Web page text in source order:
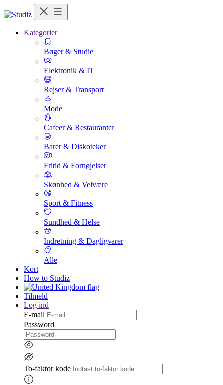
Kategorier
Bøger & Studie
Elektronik & IT
Rejser & Transport
Mode
Cafeer & Restauranter
Barer & Diskoteker
Fritid & Fornøjelser
Skønhed & Velvære
Sport & Fitness
Sundhed & Helse
Indretning & Dagligvarer
Alle
Kort
How to Studiz
Tilmeld
Log ind
E-mail
Password
To-faktor kode